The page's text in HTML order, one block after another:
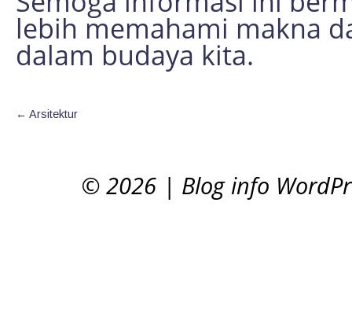
lebih memahami makna
dalam budaya kita.
← Arsitektur
© 2026 | Blog info